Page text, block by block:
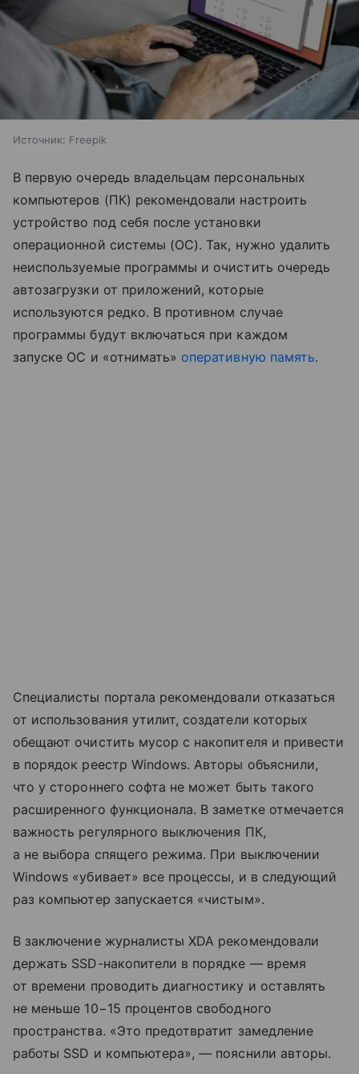
Источник: Freepik
В первую очередь владельцам персональных
компьютеров (ПК) рекомендовали настроить
устройство под себя после установки
операционной системы (ОС). Так, нужно удалить
неиспользуемые программы и очистить очередь
автозагрузки от приложений, которые
используются редко. В противном случае
программы будут включаться при каждом
запуске ОС и «отнимать» оперативную память.
Специалисты портала рекомендовали отказаться
от использования утилит, создатели которых
обещают очистить мусор с накопителя и привести
в порядок реестр Windows. Авторы объяснили,
что у стороннего софта не может быть такого
расширенного функционала. В заметке отмечается
важность регулярного выключения ПК,
а не выбора спящего режима. При выключении
Windows «убивает» все процессы, и в следующий
раз компьютер запускается «чистым».
В заключение журналисты XDA рекомендовали
держать SSD-накопители в порядке — время
от времени проводить диагностику и оставлять
не меньше 10−15 процентов свободного
пространства. «Это предотвратит замедление
работы SSD и компьютера», — пояснили авторы.